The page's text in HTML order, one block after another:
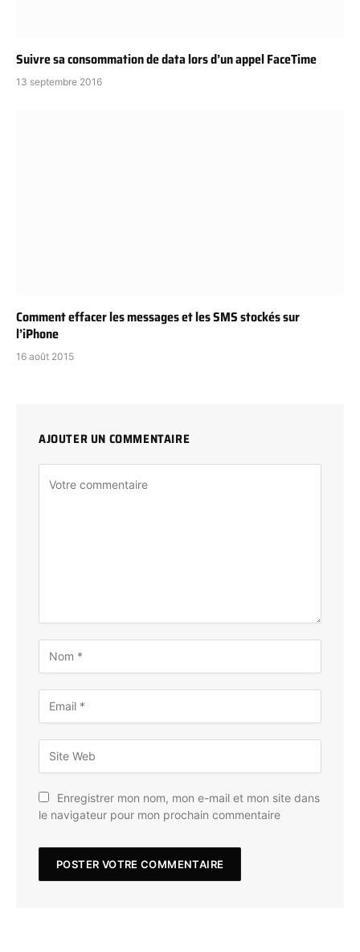
Suivre sa consommation de data lors d’un appel FaceTime
13 septembre 2016
Comment effacer les messages et les SMS stockés sur
l’iPhone
16 août 2015
AJOUTER UN COMMENTAIRE
Enregistrer mon nom, mon e-mail et mon site dans
le navigateur pour mon prochain commentaire